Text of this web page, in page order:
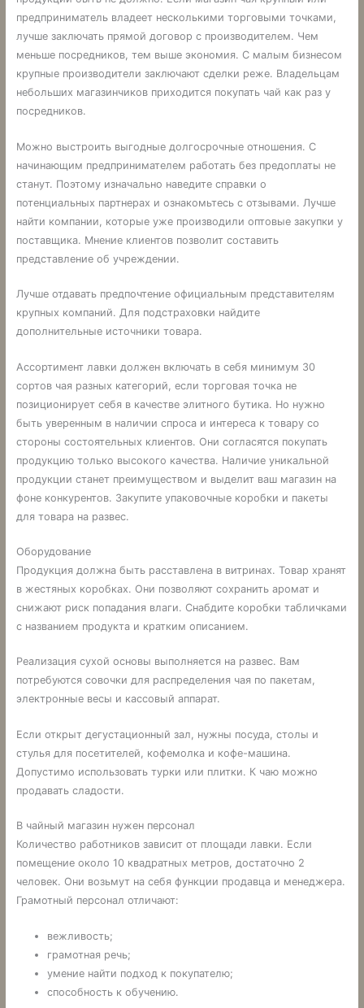
предприниматель владеет несколькими торговыми точками,
лучше заключать прямой договор с производителем. Чем
меньше посредников, тем выше экономия. С малым бизнесом
крупные производители заключают сделки реже. Владельцам
небольших магазинчиков приходится покупать чай как раз у
посредников.
Можно выстроить выгодные долгосрочные отношения. С
начинающим предпринимателем работать без предоплаты не
станут. Поэтому изначально наведите справки о
потенциальных партнерах и ознакомьтесь с отзывами. Лучше
найти компании, которые уже производили оптовые закупки у
поставщика. Мнение клиентов позволит составить
представление об учреждении.
Лучше отдавать предпочтение официальным представителям
крупных компаний. Для подстраховки найдите
дополнительные источники товара.
Ассортимент лавки должен включать в себя минимум 30
сортов чая разных категорий, если торговая точка не
позиционирует себя в качестве элитного бутика. Но нужно
быть уверенным в наличии спроса и интереса к товару со
стороны состоятельных клиентов. Они согласятся покупать
продукцию только высокого качества. Наличие уникальной
продукции станет преимуществом и выделит ваш магазин на
фоне конкурентов. Закупите упаковочные коробки и пакеты
для товара на развес.
Оборудование
Продукция должна быть расставлена в витринах. Товар хранят
в жестяных коробках. Они позволяют сохранить аромат и
снижают риск попадания влаги. Снабдите коробки табличками
с названием продукта и кратким описанием.
Реализация сухой основы выполняется на развес. Вам
потребуются совочки для распределения чая по пакетам,
электронные весы и кассовый аппарат.
Если открыт дегустационный зал, нужны посуда, столы и
стулья для посетителей, кофемолка и кофе-машина.
Допустимо использовать турки или плитки. К чаю можно
продавать сладости.
В чайный магазин нужен персонал
Количество работников зависит от площади лавки. Если
помещение около 10 квадратных метров, достаточно 2
человек. Они возьмут на себя функции продавца и менеджера.
Грамотный персонал отличают:
вежливость;
грамотная речь;
умение найти подход к покупателю;
способность к обучению.